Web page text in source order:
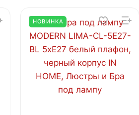
НОВИНКА